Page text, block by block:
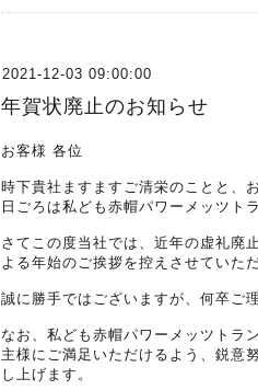
2021-12-03 09:00:00
年賀状廃止のお知らせ
お客様 各位
時下貴社ますますご清栄のことと、
日ごろは私ども赤帽パワーメッツト
さてこの度当社では、近年の虚礼廃
よる年始のご挨拶を控えさせていた
誠に勝手ではございますが、何卒ご
なお、私ども赤帽パワーメッツトラ
主様にご満足いただけるよう、鋭意
し上げます。